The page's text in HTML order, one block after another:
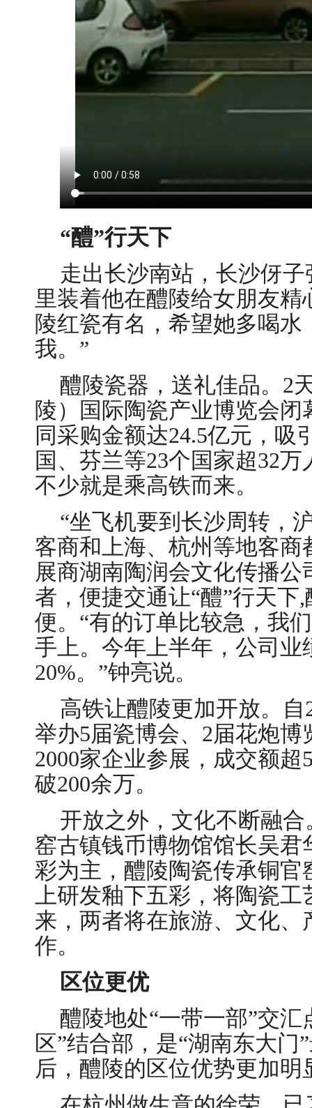
“醴”行天下
走出长沙南站，长沙伢
里装着他在醴陵给女朋友
陵红瓷有名，希望她多喝
我。”
醴陵瓷器，送礼佳品。2
陵）国际陶瓷产业博览会
同采购金额达24.5亿元，吸
国、芬兰等23个国家超32
不少就是乘高铁而来。
“坐飞机要到长沙周转，
客商和上海、杭州等地客商
展商湖南陶润会文化传播
者，便捷交通让“醴”行天
便。“有的订单比较急，我
手上。今年上半年，公司业
20%。”钟亮说。
高铁让醴陵更加开放。
举办5届瓷博会、2届花炮
2000家企业参展，成交额
破200余万。
开放之外，文化不断融
窑古镇钱币博物馆馆长吴
彩为主，醴陵陶瓷传承铜
上研发釉下五彩，将陶瓷
来，两者将在旅游、文化
作。
区位更优
醴陵地处“一带一部”交
区”结合部，是“湖南东大
后，醴陵的区位优势更加明